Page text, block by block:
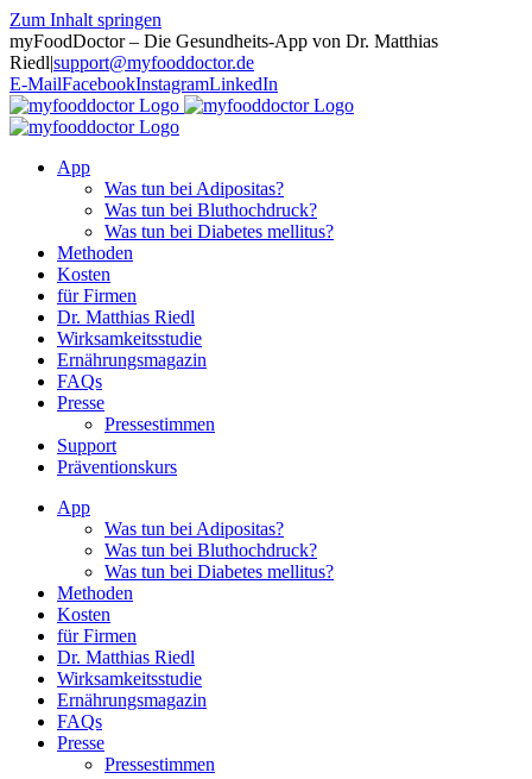
Zum Inhalt springen
myFoodDoctor – Die Gesundheits-App von Dr. Matthias
Riedl|support@myfooddoctor.de
E-MailFacebookInstagramLinkedIn
App
Was tun bei Adipositas?
Was tun bei Bluthochdruck?
Was tun bei Diabetes mellitus?
Methoden
Kosten
für Firmen
Dr. Matthias Riedl
Wirksamkeitsstudie
Ernährungsmagazin
FAQs
Presse
Pressestimmen
Support
Präventionskurs
App
Was tun bei Adipositas?
Was tun bei Bluthochdruck?
Was tun bei Diabetes mellitus?
Methoden
Kosten
für Firmen
Dr. Matthias Riedl
Wirksamkeitsstudie
Ernährungsmagazin
FAQs
Presse
Pressestimmen